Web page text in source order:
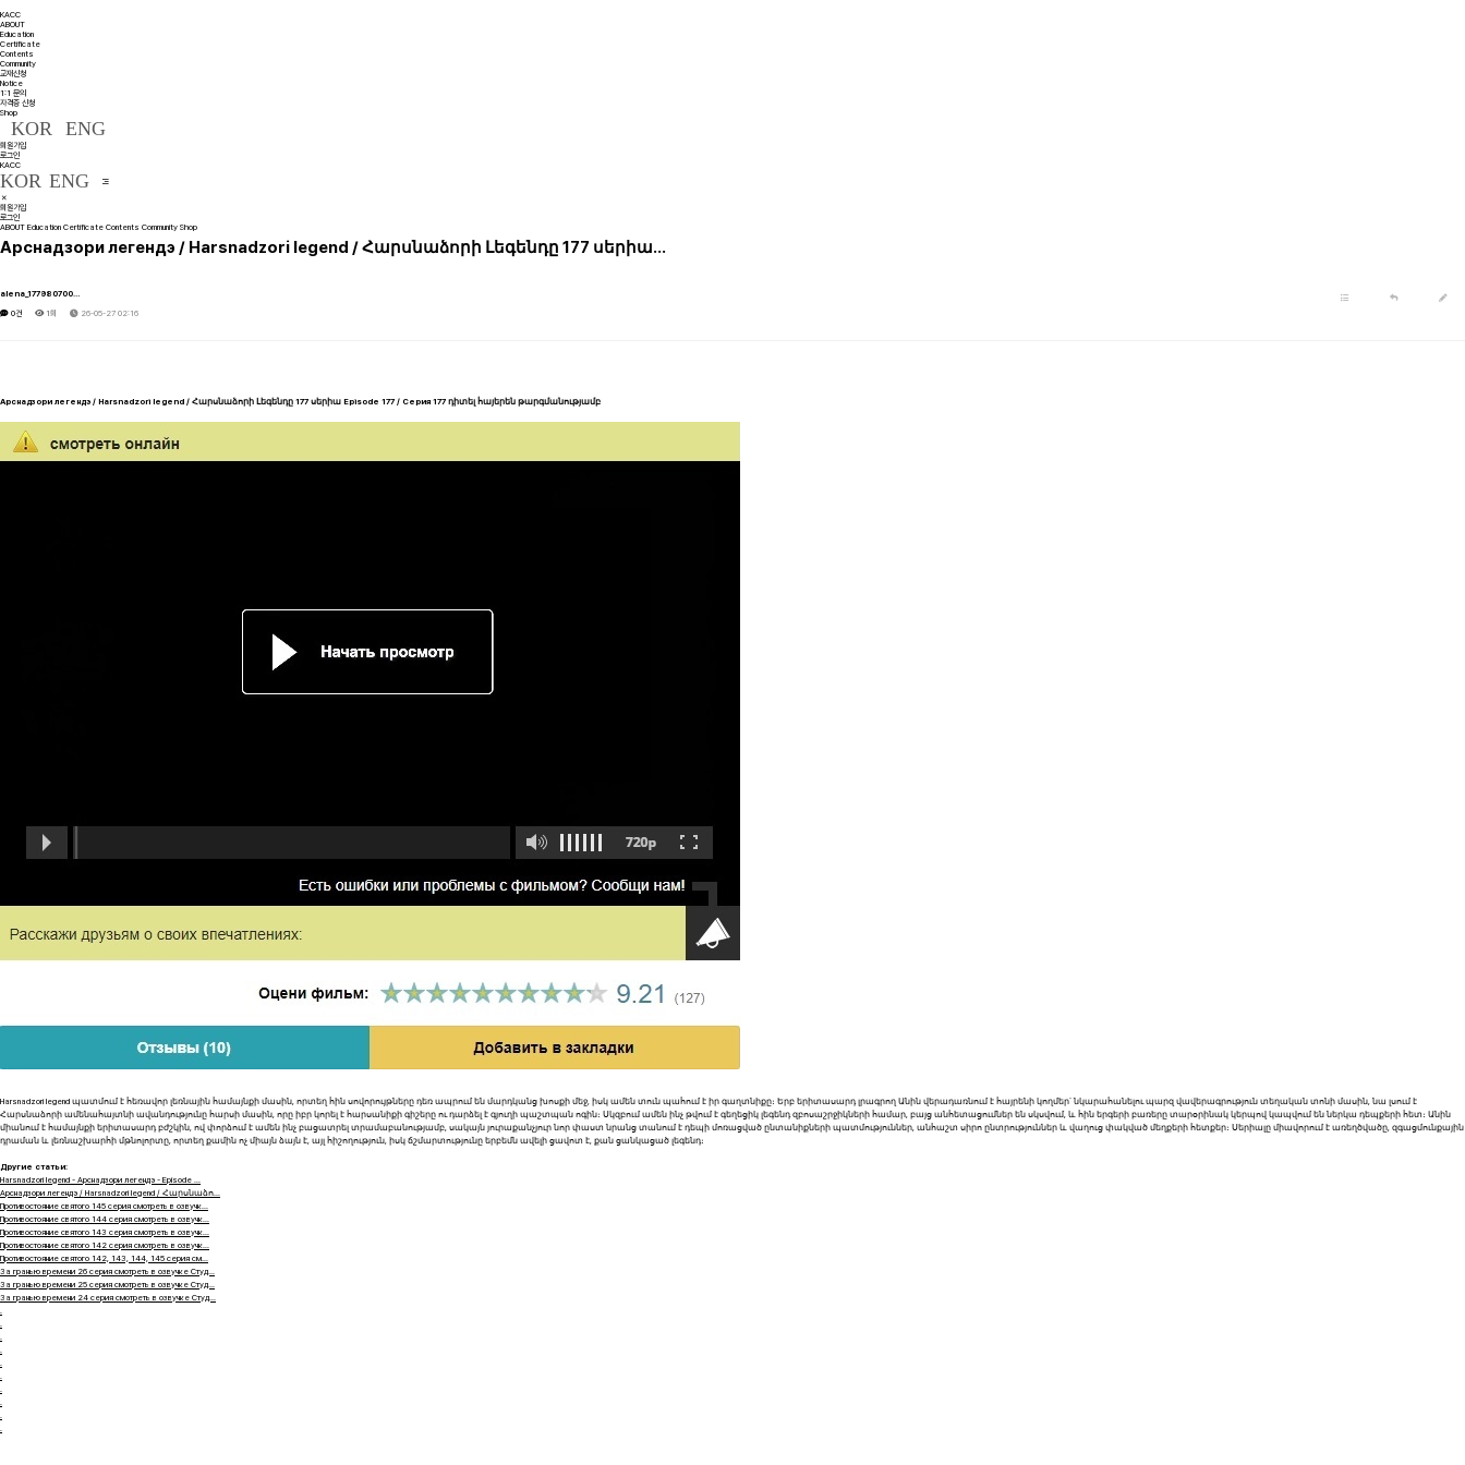
KACC
ABOUT
Education
Certificate
Contents
Community
교재신청
Notice
1:1 문의
자격증 신청
Shop
KOR ENG
회원가입
로그인
KACC
KOR ENG
회원가입
로그인
ABOUT Education Certificate Contents Community Shop
Арснадзори легендэ / Harsnadzori legend / Հարսնաձորի Լեգենդը 177 սերիա…
alena_177980700…
0건
1회 26-05-27 02:16
Арснадзори легендэ / Harsnadzori legend / Հարսնաձորի Լեգենդը 177 սերիա Episode 177 / Серия 177 դիտել հայերեն թարգմանությամբ
Harsnadzori legend պատմում է հեռավոր լեռնային համայնքի մասին, որտեղ հին սովորույթները դեռ ապրում են մարդկանց խոսքի մեջ, իսկ ամեն տուն պահում է իր գաղտնիքը։ Երբ երիտասարդ լրագրող Անին վերադառնում է հայրենի կողմեր՝ նկարահանելու պարզ վավերագրություն տեղական տոնի մասին, նա լսում է
Հարսնաձորի ամենահայտնի ավանդությունը հարսի մասին, որը իբր կորել է հարսանիքի գիշերը ու դարձել է գյուղի պաշտպան ոգին։ Սկզբում ամեն ինչ թվում է գեղեցիկ լեգենդ զբոսաշրջիկների համար, բայց անհետացումներ են սկսվում, և հին երգերի բառերը տարօրինակ կերպով կապվում են ներկա դեպքերի հետ։ Անին
միանում է համայնքի երիտասարդ բժշկին, ով փորձում է ամեն ինչ բացատրել տրամաբանությամբ, սակայն յուրաքանչյուր նոր փաստ նրանց տանում է դեպի մոռացված ընտանիքների պատմություններ, անհաշտ սիրո ընտրություններ և վաղուց փակված մեղքերի հետքեր։ Սերիալը միավորում է առեղծվածը, զգացմունքային
դրաման և լեռնաշխարհի մթնոլորտը, որտեղ քամին ոչ միայն ձայն է, այլ հիշողություն, իսկ ճշմարտությունը երբեմն ավելի ցավոտ է, քան ցանկացած լեգենդ։
Другие статьи:
Harsnadzori legend - Арснадзори легендэ - Episode ...
Арснадзори легендэ / Harsnadzori legend / Հարսնաձո...
Противостояние святого 145 серия смотреть в озвучк...
Противостояние святого 144 серия смотреть в озвучк...
Противостояние святого 143 серия смотреть в озвучк...
Противостояние святого 142 серия смотреть в озвучк...
Противостояние святого 142, 143, 144, 145 серия см...
За гранью времени 26 серия смотреть в озвучке Студ...
За гранью времени 25 серия смотреть в озвучке Студ...
За гранью времени 24 серия смотреть в озвучке Студ...
.
.
.
.
.
.
.
.
.
.